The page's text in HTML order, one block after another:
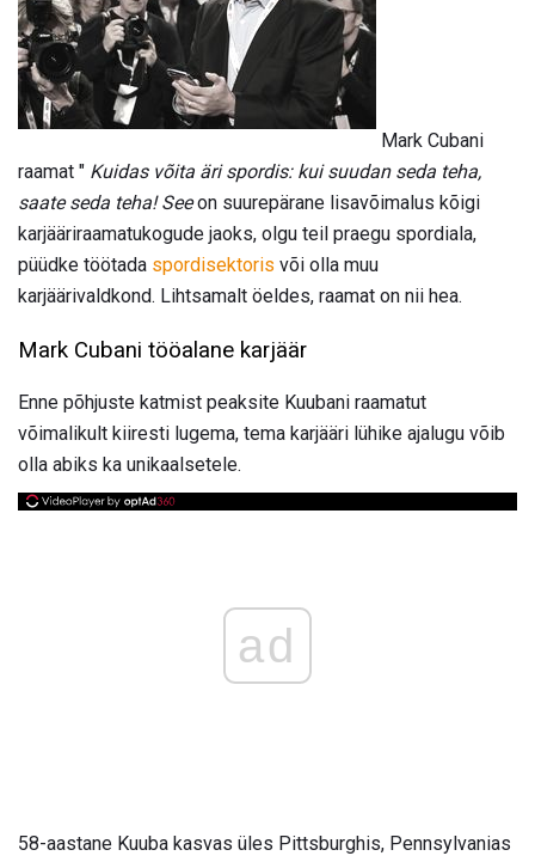
Mark Cubani
raamat " Kuidas võita äri spordis: kui suudan seda teha,
saate seda teha! Seeon suurepärane lisavõimalus kõigi
karjääriraamatukogude jaoks, olgu teil praegu spordiala,
püüdke töötada spordisektoris või olla muu
karjäärivaldkond. Lihtsamalt öeldes, raamat on nii hea.
Mark Cubani tööalane karjäär
Enne põhjuste katmist peaksite Kuubani raamatut
võimalikult kiiresti lugema, tema karjääri lühike ajalugu võib
olla abiks ka unikaalsetele.
ad
58-aastane Kuuba kasvas üles Pittsburghis, Pennsylvanias